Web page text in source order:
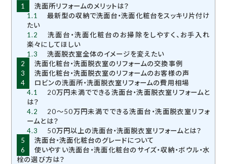
1
洗面所リフォームのメリットは？
1.1
最新型の収納で洗面台・洗面化粧台をスッキリ片付け
たい
1.2
洗面台・洗面化粧台のお掃除をしやすく、お手入れ
楽々にしてほしい
1.3
洗面脱衣室全体のイメージを変えたい
2
洗面化粧台・洗面脱衣室のリフォームの交換事例
3
洗面化粧台・洗面脱衣室のリフォームのお客様の声
4
ロビンの洗面所・洗面脱衣室リフォームの費用相場
4.1
20万円未満でできる洗面台・洗面脱衣室リフォームと
は？
4.2
20～50万円未満でできる洗面台・洗面脱衣室リフォ
ームとは？
4.3
50万円以上の洗面台・洗面脱衣室リフォームとは？
5
洗面台・洗面化粧台のグレードについて
6
使いやすい洗面台・洗面化粧台のサイズ・収納・ボウル・水
栓の選び方は？